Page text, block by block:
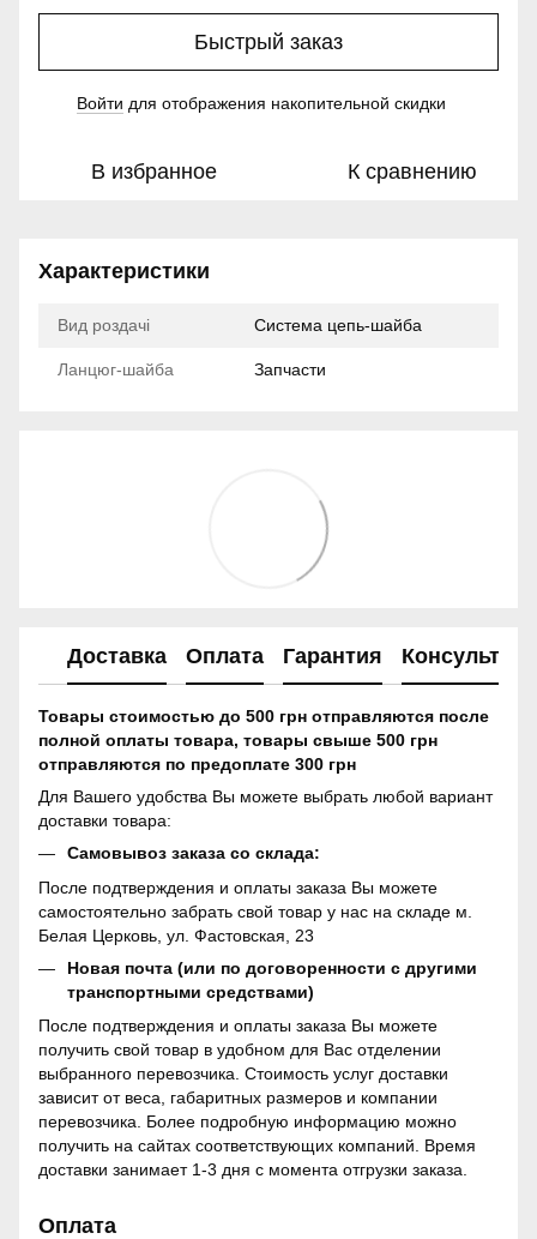
Быстрый заказ
Войти для отображения накопительной скидки
В избранное К сравнению
Характеристики
Вид роздачі Система цепь-шайба
Ланцюг-шайба Запчасти
Доставка Оплата Гарантия
Товары стоимостью до 500 грн отправляются после
полной оплаты товара, товары свыше 500 грн
отправляются по предоплате 300 грн
Для Вашего удобства Вы можете выбрать любой вариант
доставки товара:
Самовывоз заказа со склада:
После подтверждения и оплаты заказа Вы можете
самостоятельно забрать свой товар у нас на складе м.
Белая Церковь, ул. Фастовская, 23
Новая почта (или по договоренности с другими
транспортными средствами)
После подтверждения и оплаты заказа Вы можете
получить свой товар в удобном для Вас отделении
выбранного перевозчика. Стоимость услуг доставки
зависит от веса, габаритных размеров и компании
перевозчика. Более подробную информацию можно
получить на сайтах соответствующих компаний. Время
доставки занимает 1-3 дня с момента отгрузки заказа.
Оплата